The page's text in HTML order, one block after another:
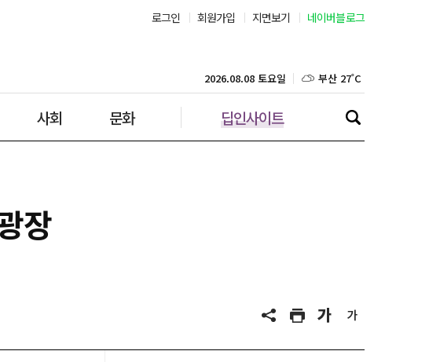
로그인 회원가입 지면보기 네이버블로그
사회 문화 딥인사이트
2026.08.08 토요일
서울 29˚C
대구 25˚C
인천 28˚C
제주 28˚C
장